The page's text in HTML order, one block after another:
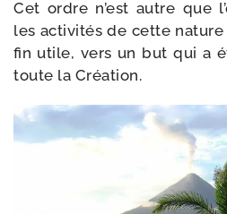
Cet ordre n’est autre que
les acti­vi­tés de cette
fin utile, vers un but qui a
toute la Création.